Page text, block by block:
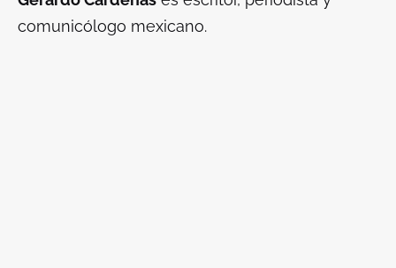
comunicólogo mexicano.